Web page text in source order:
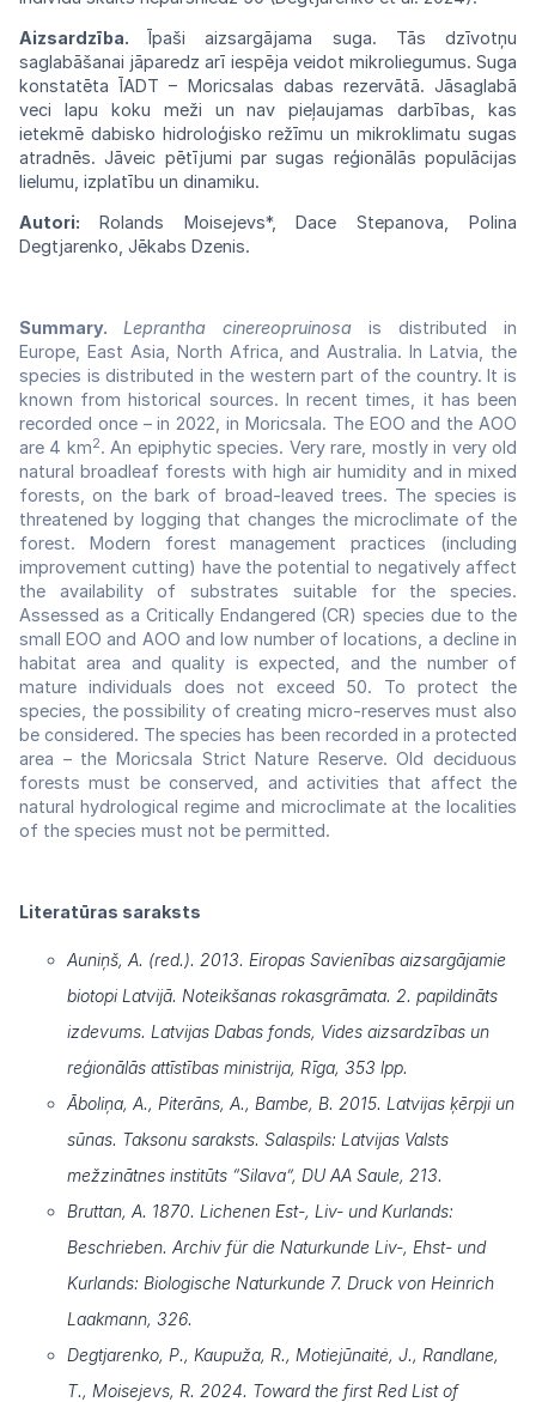
Aizsardzība.Īpaši aizsargājama suga. Tāsdzīvotņu
saglabāšanai jāparedz arī iespēja veidot mikroliegumus. Suga
konstatēta ĪADT – Moricsalas dabas rezervātā. Jāsaglabā
veci lapu koku meži unnavpieļaujamas darbības, kas
ietekmē dabisko hidroloģisko režīmu un mikroklimatu sugas
atradnēs.Jāveic pētījumipar sugas reģionālās populācijas
lielumu, izplatību un dinamiku.
Autori: Rolands Moisejevs*, Dace Stepanova,
Polina
Degtjarenko, Jēkabs Dzenis.
Summary. Leprantha cinereopruinosa is distributed in
Europe, East Asia, North Africa, and Australia. In Latvia, the
species is distributed in the western part of the country. It is
known from historical sources. In recent times, it has been
recorded once – in 2022, in Moricsala. The EOO and the AOO
are 4 km2. An epiphytic species. Very rare, mostly in very old
natural broadleaf forests with high air humidity and in mixed
forests, on the bark of broad-leaved trees. The species is
threatened by logging that changes the microclimate of the
forest. Modern forest management practices (including
improvement cutting) have the potential to negatively affect
the availability of substrates suitable for the species.
Assessed as a Critically Endangered (CR) species due to the
small EOO and AOO and low number of locations, a decline in
habitat area and quality is expected, and the number of
mature individuals does not exceed 50. To protect the
species, the possibility of creating micro-reserves must also
be considered. The species has been recorded in a protected
area – the Moricsala Strict Nature Reserve. Old deciduous
forests must be conserved, and activities that affect the
natural hydrological regime and microclimate at the localities
of the species must not be permitted.
Literatūras saraksts
Auniņš, A. (red.). 2013. Eiropas Savienības aizsargājamie
biotopi Latvijā. Noteikšanas rokasgrāmata. 2. papildināts
izdevums. Latvijas Dabas fonds, Vides aizsardzības un
reģionālās attīstības ministrija, Rīga, 353 lpp.
Āboliņa, A., Piterāns, A., Bambe, B. 2015. Latvijas ķērpji un
sūnas. Taksonu saraksts. Salaspils: Latvijas Valsts
mežzinātnes institūts “Silava”, DU AA Saule, 213.
Bruttan, A. 1870. Lichenen Est-, Liv- und Kurlands:
Beschrieben. Archiv für die Naturkunde Liv-, Ehst- und
Kurlands: Biologische Naturkunde 7. Druck von Heinrich
Laakmann, 326.
Degtjarenko, P., Kaupuža, R., Motiejūnaitė, J., Randlane,
T., Moisejevs, R. 2024. Toward the first Red List of